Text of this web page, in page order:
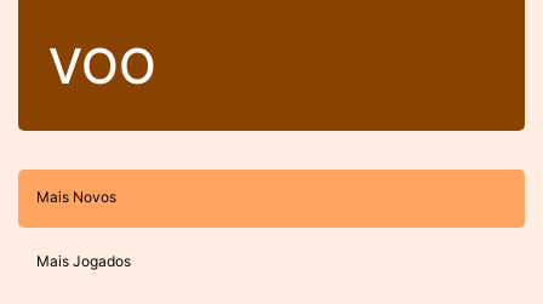
VOO
Mais Novos
Mais Jogados